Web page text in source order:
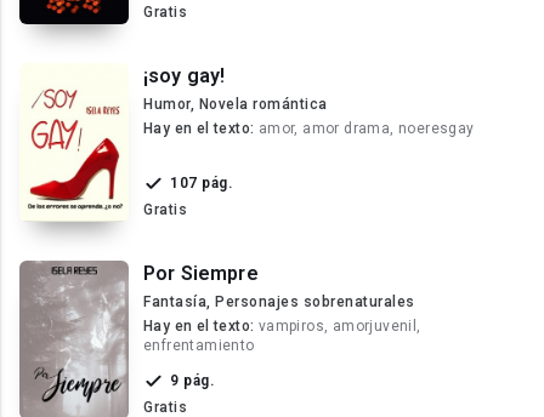
Gratis
¡soy gay!
Humor, Novela romántica
Hay en el texto: amor, amor drama, noeresgay
107 pág.
Gratis
Por Siempre
Fantasía, Personajes sobrenaturales
Hay en el texto: vampiros, amorjuvenil,
enfrentamiento
9 pág.
Gratis